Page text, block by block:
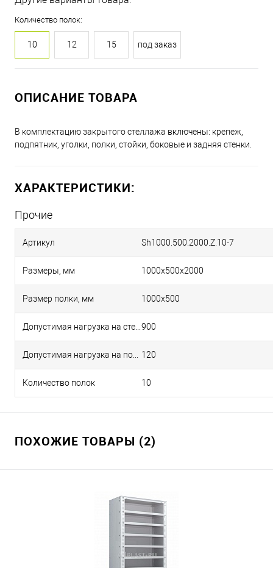
Количество полок:
10 12 15 под заказ
ОПИСАНИЕ ТОВАРА
В комплектацию закрытого стеллажа включены: крепеж,
подпятник, уголки, полки, стойки, боковые и задняя стенки.
ХАРАКТЕРИСТИКИ:
Прочие
Артикул Sh1000.500.2000.Z.10-7
Размеры, мм 1000х500х2000
Размер полки, мм 1000х500
Допустимая нагрузка на стеллаже, кг900
Допустимая нагрузка на полку, кг 120
Количество полок 10
ПОХОЖИЕ ТОВАРЫ (2)